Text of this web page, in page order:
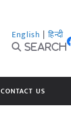
English | हिन्दी
Search
CONTACT US